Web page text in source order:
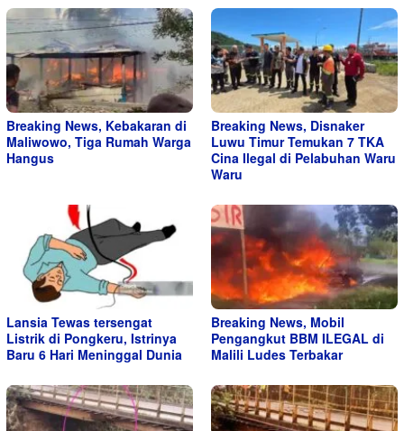
Breaking News, Kebakaran di
Maliwowo, Tiga Rumah Warga
Hangus
Breaking News, Disnaker
Luwu Timur Temukan 7 TKA
Cina Ilegal di Pelabuhan Waru
Waru
Lansia Tewas tersengat
Listrik di Pongkeru, Istrinya
Baru 6 Hari Meninggal Dunia
Breaking News, Mobil
Pengangkut BBM ILEGAL di
Malili Ludes Terbakar